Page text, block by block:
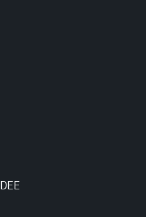
ชนิด ได้แก่
และ Tea Tree Oil ช่วย
สาเหตุหลักของสิว ลดการ
ช่วยผลัดเซลล์ผิว ลดรอย
คุมความมันบนใบหน้า ผลลัพธ์